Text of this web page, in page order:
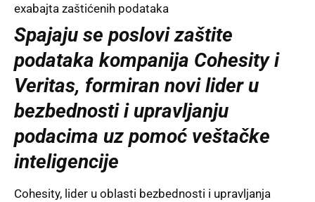
exabajta zaštićenih podataka
Spajaju se poslovi zaštite
podataka kompanija Cohesity i
Veritas, formiran novi lider u
bezbednosti i upravljanju
podacima uz pomoć veštačke
inteligencije
Cohesity, lider u oblasti bezbednosti i upravljanja